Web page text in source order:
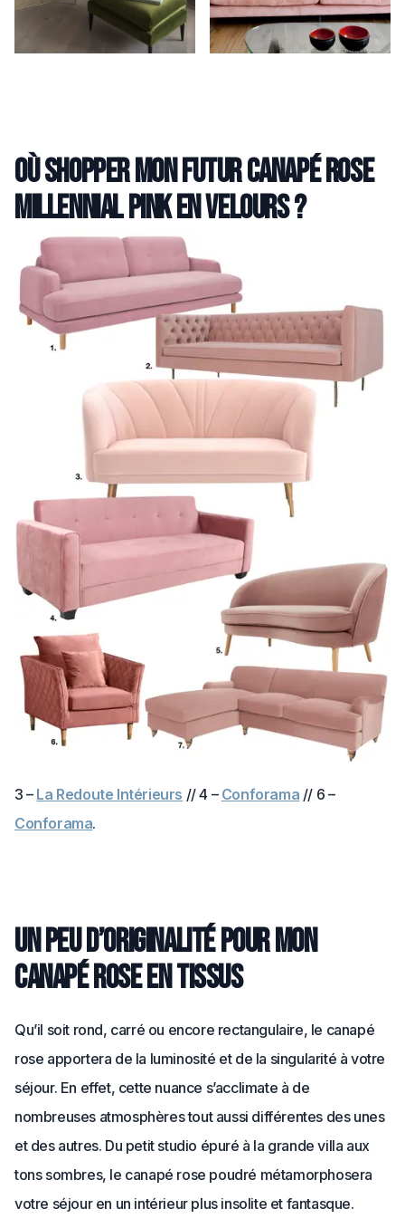
Où shopper mon futur canapé rose
millennial pink en velours ?
3 – La Redoute Intérieurs // 4 – Conforama // 6 –
Conforama.
Un peu d’originalité pour mon
canapé rose en tissus
Qu’il soit rond, carré ou encore rectangulaire, le canapé
rose apportera de la luminosité et de la singularité à votre
séjour. En effet, cette nuance s’acclimate à de
nombreuses atmosphères tout aussi différentes des unes
et des autres. Du petit studio épuré à la grande villa aux
tons sombres, le canapé rose poudré métamorphosera
votre séjour en un intérieur plus insolite et fantasque.